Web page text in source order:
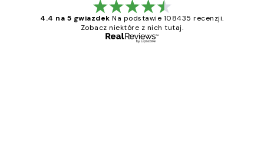
4.4 na 5 gwiazdek Na podstawie 108435 recenzji.
Zobacz niektóre z nich tutaj.